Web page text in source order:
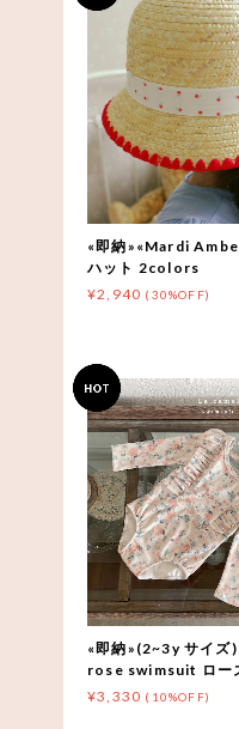
«即納»«Mardi
ハット 2colors
¥2,940 (30%OFF)
«即納»(2~3y サイズ
rose swimsuit ロー
¥3,330 (10%OFF)